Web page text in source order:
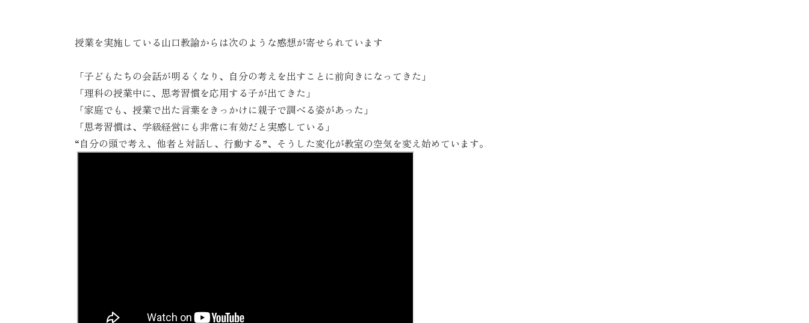
授業を実施している山口教諭からは次のような感想が寄せられています
「子どもたちの会話が明るくなり、自分の考えを出すことに前向きになってきた」
「理科の授業中に、思考習慣を応用する子が出てきた」
「家庭でも、授業で出た言葉をきっかけに親子で調べる姿があった」
「思考習慣は、学級経営にも非常に有効だと実感している」
“自分の頭で考え、他者と対話し、行動する”、そうした変化が教室の空気を変え始めています。